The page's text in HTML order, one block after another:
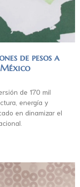
de pesos a
de 170 mil
energía y
en dinamizar el